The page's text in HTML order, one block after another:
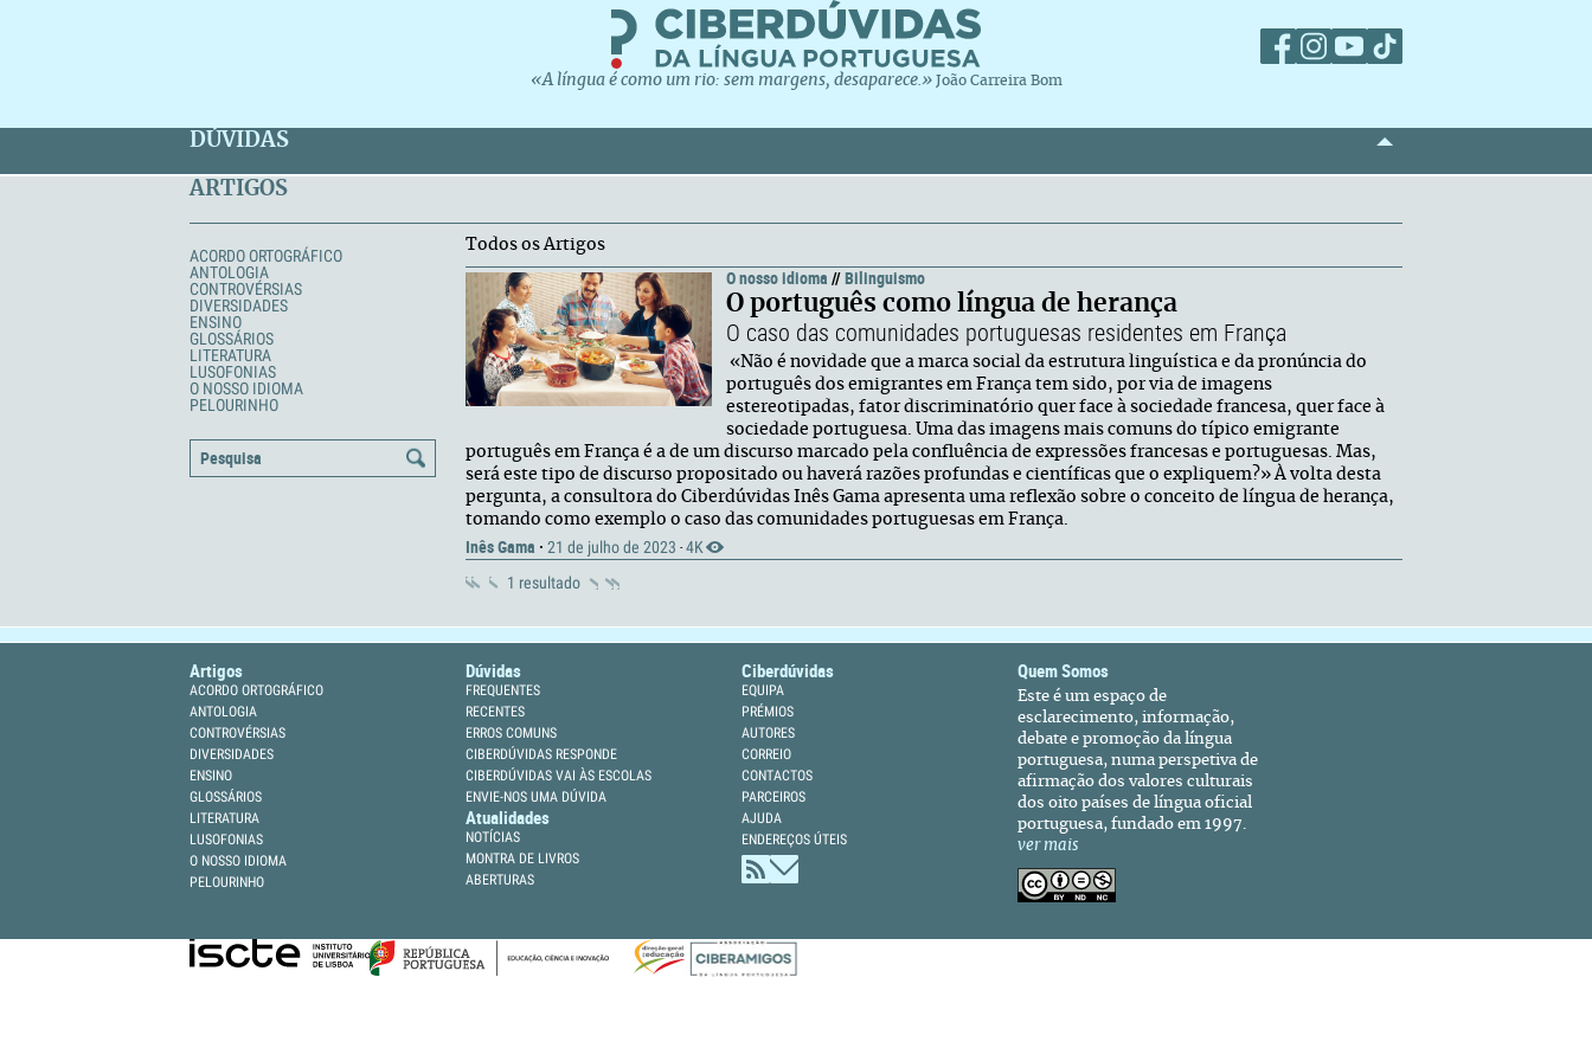
«A língua é como um rio: sem margens, desaparece.» João Carreira Bom
DÚVIDAS
ARTIGOS
ACORDO ORTOGRÁFICO
ANTOLOGIA
CONTROVÉRSIAS
DIVERSIDADES
ENSINO
GLOSSÁRIOS
LITERATURA
LUSOFONIAS
O NOSSO IDIOMA
PELOURINHO
Todos os Artigos
O nosso idioma //Bilinguismo
O português como língua de herança
O caso das comunidades portuguesas residentes em França
«Não é novidade que a marca social da estrutura linguística e da pronúncia do
português dos emigrantes em França tem sido, por via de imagens
estereotipadas, fator discriminatório quer face à sociedade francesa, quer face à
sociedade portuguesa. Uma das imagens mais comuns do típico emigrante
português em França é a de um discurso marcado pela confluência de expressões francesas e portuguesas. Mas,
será este tipo de discurso propositado ou haverá razões profundas e científicas que o expliquem?» À volta desta
pergunta, a consultora do Ciberdúvidas Inês Gama apresenta uma reflexão sobre o conceito de língua de herança,
tomando como exemplo o caso das comunidades portuguesas em França.
Inês Gama · 21 de julho de 2023 · 4K
1 resultado
Artigos
ACORDO ORTOGRÁFICO
ANTOLOGIA
CONTROVÉRSIAS
DIVERSIDADES
ENSINO
GLOSSÁRIOS
LITERATURA
LUSOFONIAS
O NOSSO IDIOMA
PELOURINHO
Dúvidas
FREQUENTES
RECENTES
ERROS COMUNS
CIBERDÚVIDAS RESPONDE
CIBERDÚVIDAS VAI ÀS ESCOLAS
ENVIE-NOS UMA DÚVIDA
Atualidades
NOTÍCIAS
MONTRA DE LIVROS
ABERTURAS
Ciberdúvidas
EQUIPA
PRÉMIOS
AUTORES
CORREIO
CONTACTOS
PARCEIROS
AJUDA
ENDEREÇOS ÚTEIS
Quem Somos
Este é um espaço de
esclarecimento, informação,
debate e promoção da língua
portuguesa, numa perspetiva de
afirmação dos valores culturais
dos oito países de língua oficial
portuguesa, fundado em 1997.
ver mais